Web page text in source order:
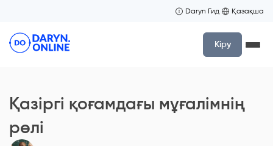
Daryn Гид Қазақша
Кіру
Қазіргі қоғамдағы мұғалімнің
рөлі